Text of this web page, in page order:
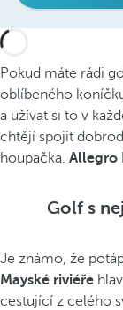
Pokud máte rádi
oblíbeného
a užívat si to v
chtějí spojit
houpačka. Allegro
Golf s
Je známo, že
Mayské riviéře
cestující z celého